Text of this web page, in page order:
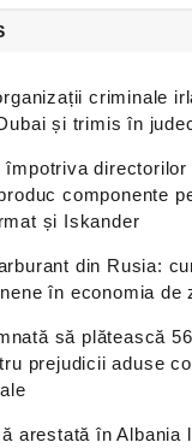
criminale
și trimis în
împotriva
componente
și Iskander
din Rusia:
în economia de
să plătească
prejudicii aduse
arestată în Albania